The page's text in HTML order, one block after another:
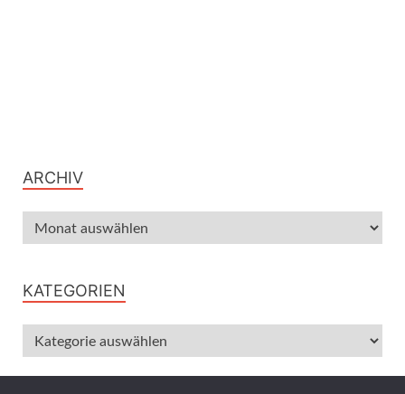
ARCHIV
KATEGORIEN